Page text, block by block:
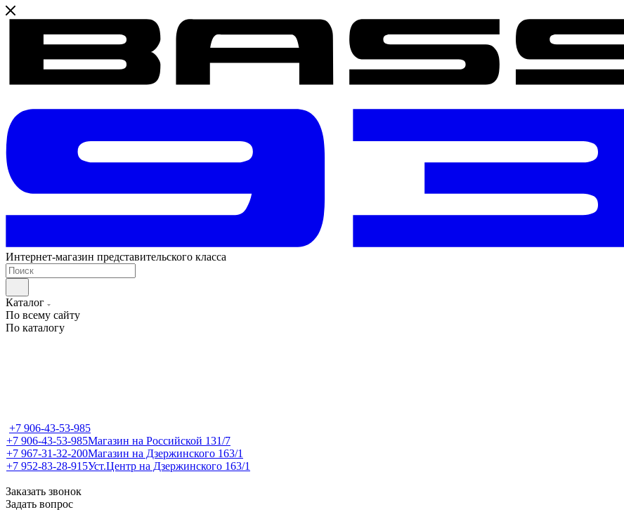
Интернет-магазин представительского класса
Каталог
По всему сайту
По каталогу
+7 906-43-53-985
+7 906-43-53-985Магазин на Российской 131/7
+7 967-31-32-200Магазин на Дзержинского 163/1
+7 952-83-28-915Уст.Центр на Дзержинского 163/1
Заказать звонок
Задать вопрос